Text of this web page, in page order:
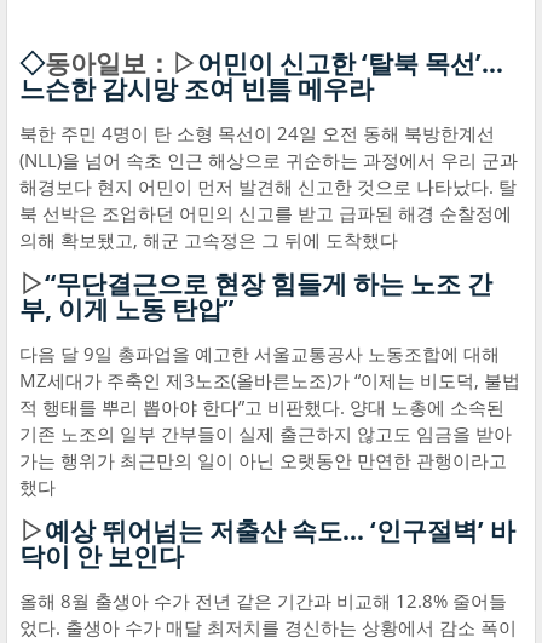
◇동아일보：▷어민이 신고한 ‘탈북 목선’…
느슨한 감시망 조여 빈틈 메우라
북한 주민 4명이 탄 소형 목선이 24일 오전 동해 북방한계선
(NLL)을 넘어 속초 인근 해상으로 귀순하는 과정에서 우리 군과
해경보다 현지 어민이 먼저 발견해 신고한 것으로 나타났다. 탈
북 선박은 조업하던 어민의 신고를 받고 급파된 해경 순찰정에
의해 확보됐고, 해군 고속정은 그 뒤에 도착했다
▷“무단결근으로 현장 힘들게 하는 노조 간
부, 이게 노동 탄압”
다음 달 9일 총파업을 예고한 서울교통공사 노동조합에 대해
MZ세대가 주축인 제3노조(올바른노조)가 “이제는 비도덕, 불법
적 행태를 뿌리 뽑아야 한다”고 비판했다. 양대 노총에 소속된
기존 노조의 일부 간부들이 실제 출근하지 않고도 임금을 받아
가는 행위가 최근만의 일이 아닌 오랫동안 만연한 관행이라고
했다
▷예상 뛰어넘는 저출산 속도… ‘인구절벽’ 바
닥이 안 보인다
올해 8월 출생아 수가 전년 같은 기간과 비교해 12.8% 줄어들
었다. 출생아 수가 매달 최저치를 경신하는 상황에서 감소 폭이